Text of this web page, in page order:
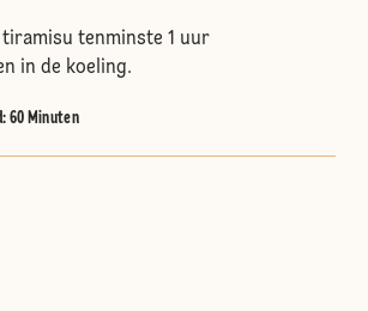
tiramisu tenminste 1 uur
in de koeling.
60 Minuten